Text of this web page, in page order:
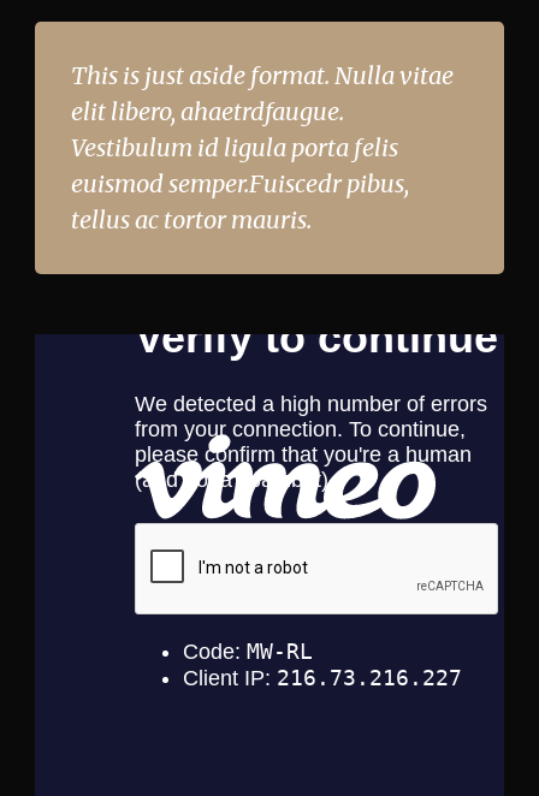
This is just aside format. Nulla vitae
elit libero, ahaetrdfaugue.
Vestibulum id ligula porta felis
euismod semper.Fuiscedr pibus,
tellus ac tortor mauris.